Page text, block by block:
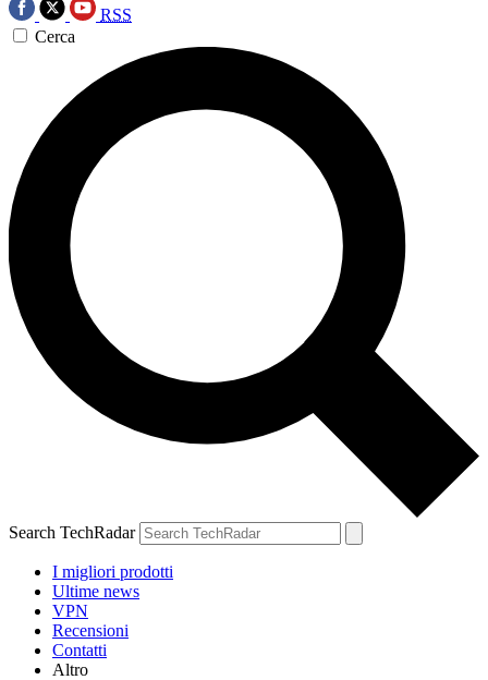
RSS
Cerca
Search TechRadar
I migliori prodotti
Ultime news
VPN
Recensioni
Contatti
Altro